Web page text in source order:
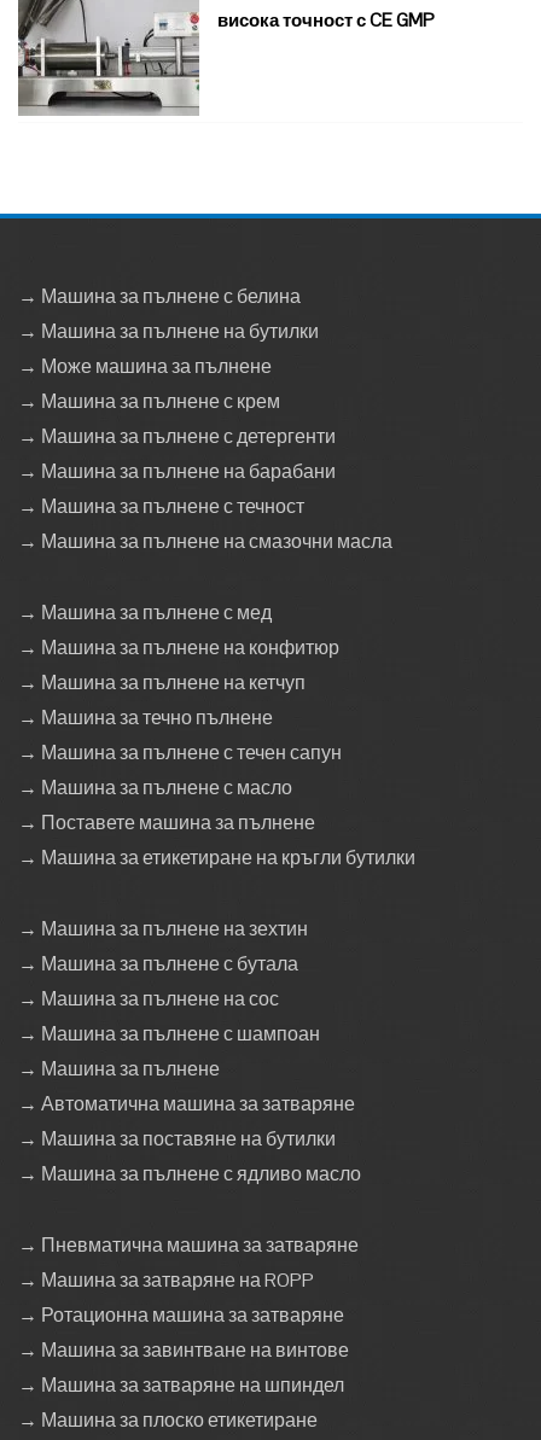
висока точност с CE GMP
→ Машина за пълнене с белина
→ Машина за пълнене на бутилки
→ Може машина за пълнене
→ Машина за пълнене с крем
→ Машина за пълнене с детергенти
→ Машина за пълнене на барабани
→ Машина за пълнене с течност
→ Машина за пълнене на смазочни масла
→ Машина за пълнене с мед
→ Машина за пълнене на конфитюр
→ Машина за пълнене на кетчуп
→ Машина за течно пълнене
→ Машина за пълнене с течен сапун
→ Машина за пълнене с масло
→ Поставете машина за пълнене
→ Машина за етикетиране на кръгли бутилки
→ Машина за пълнене на зехтин
→ Машина за пълнене с бутала
→ Машина за пълнене на сос
→ Машина за пълнене с шампоан
→ Машина за пълнене
→ Автоматична машина за затваряне
→ Машина за поставяне на бутилки
→ Машина за пълнене с ядливо масло
→ Пневматична машина за затваряне
→ Машина за затваряне на ROPP
→ Ротационна машина за затваряне
→ Машина за завинтване на винтове
→ Машина за затваряне на шпиндел
→ Машина за плоско етикетиране